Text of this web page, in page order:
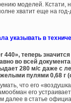
моделей. Кстати,
хватит еще на
указывать в
теперь
во всей
280 м/с даже с
пулями 0,68 г
что его
его
далее в статье